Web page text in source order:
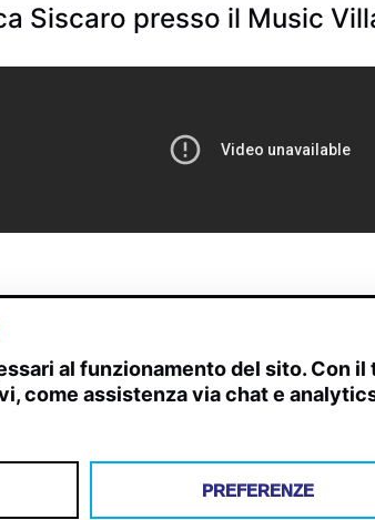
Siscaro presso il Music
streaming web e rilevamenti radio.
al funzionamento del sito. Con
come assistenza via chat e
PREFERENZE